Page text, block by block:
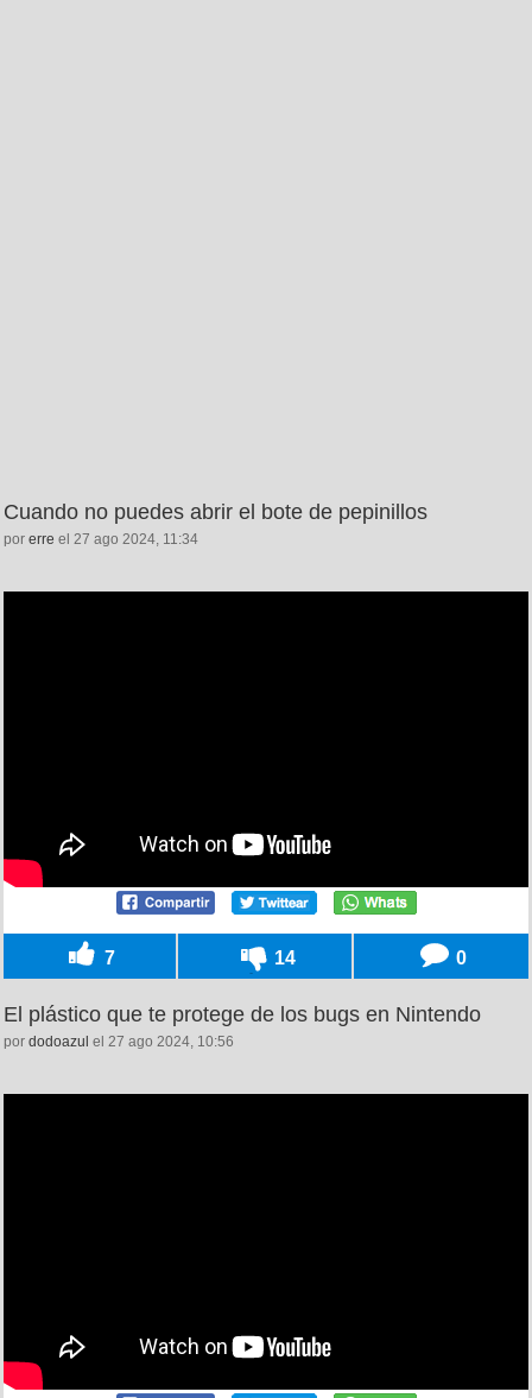
Cuando no puedes abrir el bote de pepinillos
por erre el 27 ago 2024, 11:34
7 14 0
El plástico que te protege de los bugs en Nintendo
por dodoazul el 27 ago 2024, 10:56